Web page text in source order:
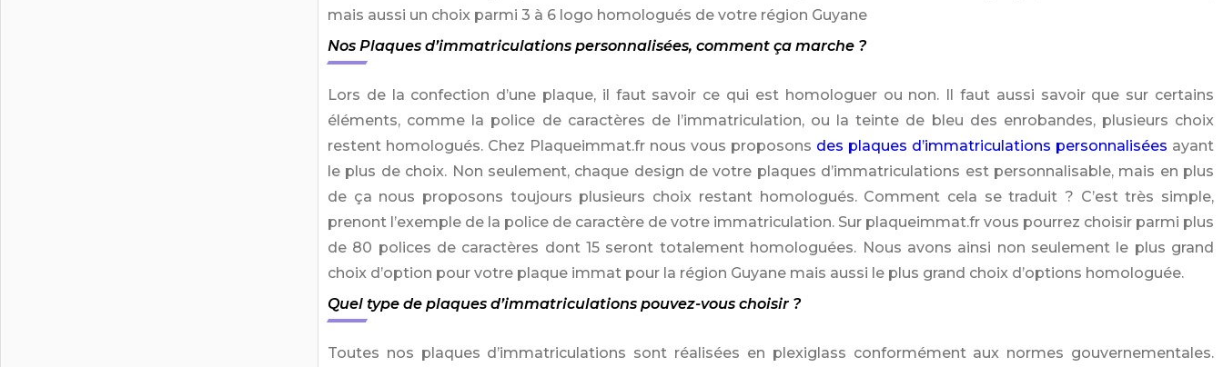
mais aussi un choix parmi 3 à 6 logo homologués de votre région Guyane
Nos Plaques d’immatriculations personnalisées, comment ça marche ?
Lors de la confection d’une plaque, il faut savoir ce qui est homologuer ou non. Il faut aussi savoir que sur certains
éléments, comme la police de caractères de l’immatriculation, ou la teinte de bleu des enrobandes, plusieurs choix
restent homologués. Chez Plaqueimmat.fr nous vous proposons des plaques d’immatriculations personnalisées ayant
le plus de choix. Non seulement, chaque design de votre plaques d’immatriculations est personnalisable, mais en plus
de ça nous proposons toujours plusieurs choix restant homologués. Comment cela se traduit ? C’est très simple,
prenont l’exemple de la police de caractère de votre immatriculation. Sur plaqueimmat.fr vous pourrez choisir parmi plus
de 80 polices de caractères dont 15 seront totalement homologuées. Nous avons ainsi non seulement le plus grand
choix d’option pour votre plaque immat pour la région Guyane mais aussi le plus grand choix d’options homologuée.
Quel type de plaques d’immatriculations pouvez-vous choisir ?
Toutes nos plaques d’immatriculations sont réalisées en plexiglass conformément aux normes gouvernementales.